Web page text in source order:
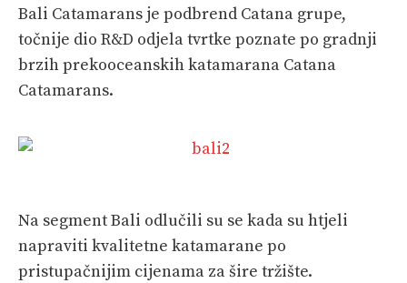
Bali Catamarans je podbrend Catana grupe,
točnije dio R&D odjela tvrtke poznate po gradnji
brzih prekooceanskih katamarana Catana
Catamarans.
Na segment Bali odlučili su se kada su htjeli
napraviti kvalitetne katamarane po
pristupačnijim cijenama za šire tržište.